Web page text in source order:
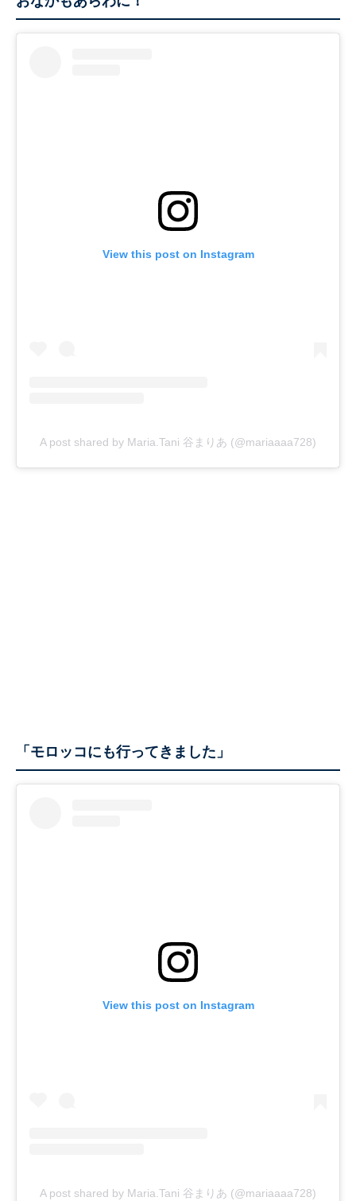
View this post on Instagram
A post shared by Maria.Tani 谷まりあ (@mariaaaa728)
「モロッコにも行ってきました」
View this post on Instagram
A post shared by Maria.Tani 谷まりあ (@mariaaaa728)